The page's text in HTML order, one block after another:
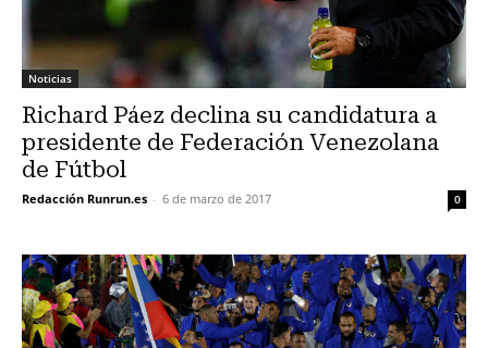
Noticias
Richard Páez declina su candidatura a
presidente de Federación Venezolana
de Fútbol
Redacción Runrun.es - 6 de marzo de 2017 0